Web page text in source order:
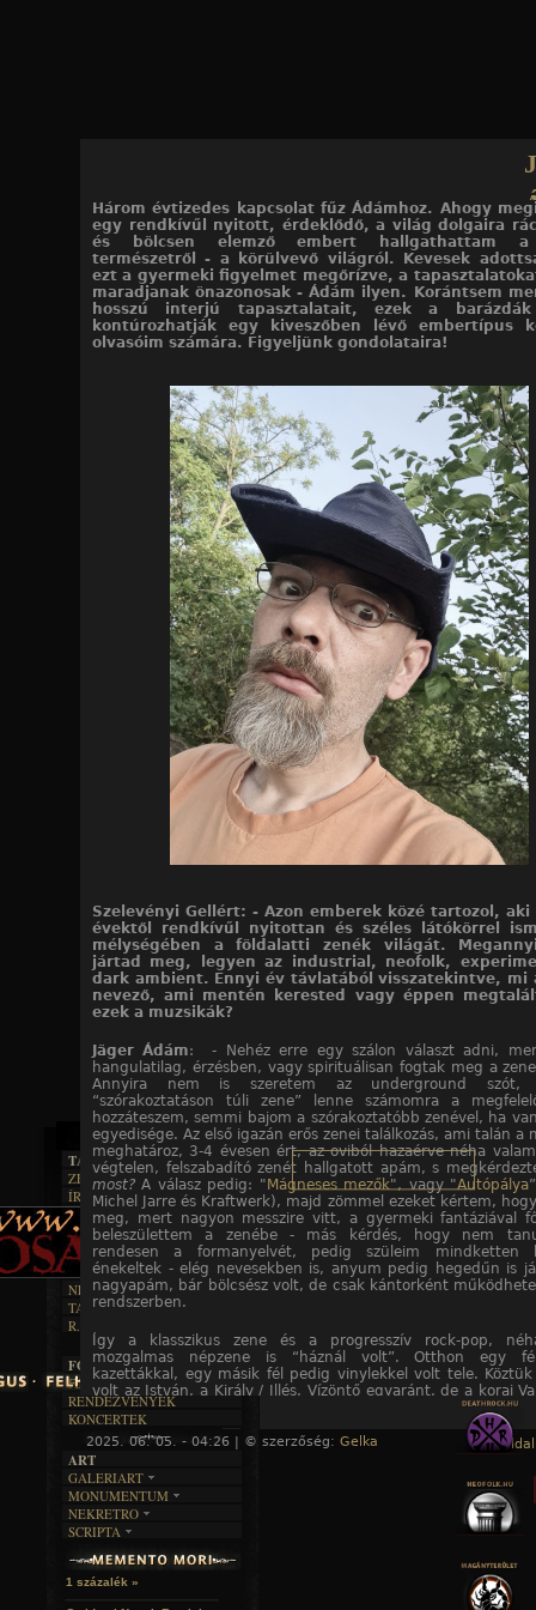
Három évtizedes kapcsolat fűz Ádámhoz. Ahogy
egy rendkívűl nyitott, érdeklődő, a világ dolgaira
és bölcsen elemző embert hallgathattam a
természetről - a körülvevő világról. Kevesek
ezt a gyermeki figyelmet megőrízve, a
maradjanak önazonosak - Ádám ilyen. Korántsem
hosszú interjú tapasztalatait, ezek a barázdák
kontúrozhatják egy kiveszőben lévő embertípus
olvasóim számára. Figyeljünk gondolataira!
Szelevényi Gellért: - Azon emberek közé tartozol, aki
évektől rendkívűl nyitottan és széles látókörrel
mélységében a földalatti zenék világát.
jártad meg, legyen az industrial, neofolk,
dark ambient. Ennyi év távlatából visszatekintve, mi
nevező, ami mentén kerested vagy éppen
ezek a muzsikák?
Jäger Ádám: - Nehéz erre egy szálon választ adni,
hangulatilag, érzésben, vagy spirituálisan fogtak meg a
Annyira nem is szeretem az underground szót,
“szórakoztatáson túli zene” lenne számomra a
hozzáteszem, semmi bajom a szórakoztatóbb zenével, ha
egyedisége. Az első igazán erős zenei találkozás, ami talán a
meghatároz, 3-4 évesen ért, az oviból hazaérve néha
végtelen, felszabadító zenét hallgatott apám, s
most?A válasz pedig: " Mágneses mezők", vagy "Autópálya
Michel Jarre és Kraftwerk), majd zömmel ezeket kértem,
meg, mert nagyon messzire vitt, a gyermeki fantáziával
beleszülettem a zenébe - más kérdés, hogy nem
rendesen a formanyelvét, pedig szüleim mindketten
énekeltek - elég nevesekben is, anyum pedig hegedűn is
nagyapám, bár bölcsész volt, de csak kántorként
rendszerben.
Így a klasszikus zene és a progresszív rock-pop,
mozgalmas népzene is “háznál volt”. Otthon egy
kazettákkal, egy másik fél pedig vinylekkel volt tele.
volt az István, a Király / Illés, Vízöntő egyaránt, de a korai
Floyd, King Crimson is, őket is szerettem, pár szám
Purple-t is. Bach, Beethoven, Kodály, Vivaldi és a
korai elektronika egyaránt előfordult otthon. De hasonló
számomra, amikor nagyapámnak a Kiskunság déli
átköltöző ősei is hoztak valamit magukkal. A kuláknak
elkezdett játszani a citeráján, az olyan volt, mintha valami
érkezett volna abból a hangszerből, sokszor kértem, hogy
viszont nem értettem, miért hallgat “nótákat”, amikor
ősibb nyelven zenélt, és képes volt vele “varázsolni”.
Cseperedés közben a Természet zenéjét már akkor is
a zivatarokat főleg, valami NDK gyártmányú
2025. 06. 05. - 04:26 | © szerzőség: Gelka « Főoldal
TAJTÉKOS LAPOK
ZENE
EGYÜTTESEK
INTERJÚK
FORDÍTÁSOK
DALSZÖVEGEK
ÍRÁSOK
IRODALOM
FILM
MŰVÉSZET
ÍRÁSTÖRTÉNET
BOSZORKÁNYKONYHA
FEKETE HUMOR
KÉPES
SZÖVEGES
RENDEZVÉNYEK
NEKROMANTIKA
AKTUÁLIS
A MÚLT
TAJTÉKOS NAPOK
R.I.P.
FOTÓGALÉRIA
FESZTIVÁLOK
RENDEZVÉNYEK
KONCERTEK
ART
GALERIART
ARTGALERI
KÉPREGÉNYEK
LAKÁSKULTS
MONUMENTUM
TEMETŐK
TEMPLOMOK
VÁRAK
HELYEK
NEKRETRO
SZUBKULT
FEKETE LYUK
RELIKVIÁK
SCRIPTA
NOVELLÁK
VERSEK
1 százalék »